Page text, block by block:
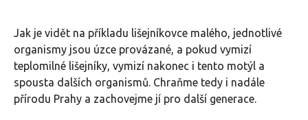
Jak je vidět na příkladu lišejníkovce malého, jednotlivé
organismy jsou úzce provázané, a pokud vymizí
teplomilné lišejníky, vymizí nakonec i tento motýl a
spousta dalších organismů. Chraňme tedy i nadále
přírodu Prahy a zachovejme jí pro další generace.